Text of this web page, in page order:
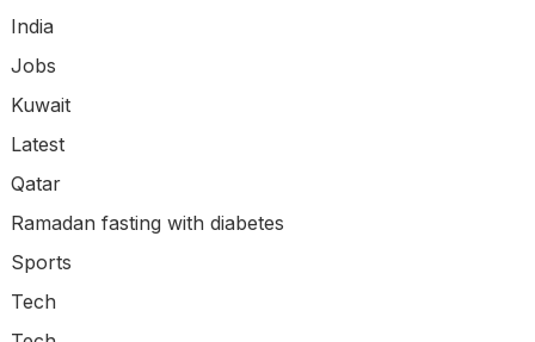
India
Jobs
Kuwait
Latest
Qatar
Ramadan fasting with diabetes
Sports
Tech